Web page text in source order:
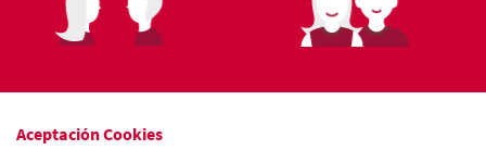
Aceptación Cookies